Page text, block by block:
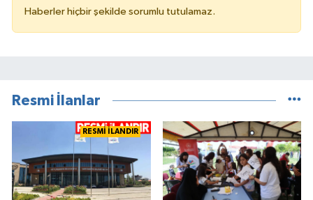
Haberler hiçbir şekilde sorumlu tutulamaz.
Resmi İlanlar
RESMİ İLANDIR